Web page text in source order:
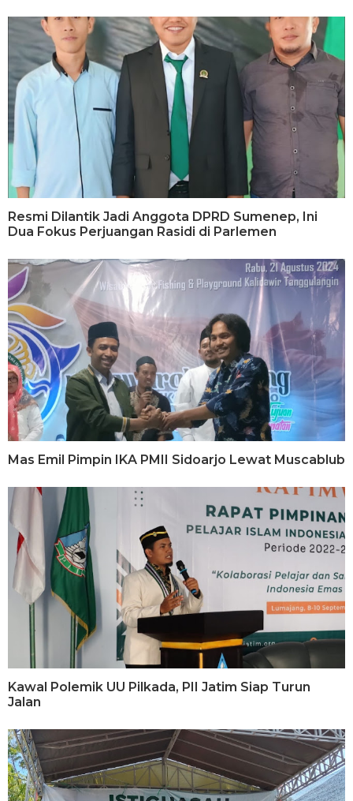
Resmi Dilantik Jadi Anggota DPRD Sumenep, Ini
Dua Fokus Perjuangan Rasidi di Parlemen
Mas Emil Pimpin IKA PMII Sidoarjo Lewat Muscablub
Kawal Polemik UU Pilkada, PII Jatim Siap Turun
Jalan